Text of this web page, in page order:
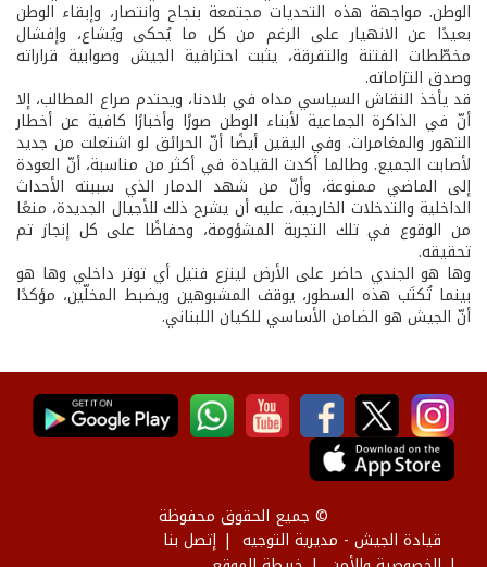
الوطن. مواجهة هذه التحديات مجتمعة بنجاح وانتصار، وإبقاء الوطن
بعيدًا عن الانهيار على الرغم من كل ما يُحكى ويُشاع، وإفشال
مخطّطات الفتنة والتفرقة، يثبت احترافية الجيش وصوابية قراراته
وصدق التزاماته.
قد يأخذ النقاش السياسي مداه في بلادنا، ويحتدم صراع المطالب، إلا
أنّ في الذاكرة الجماعية لأبناء الوطن صورًا وأخبارًا كافية عن أخطار
التهور والمغامرات. وفي اليقين أيضًا أنّ الحرائق لو اشتعلت من جديد
لأصابت الجميع. وطالما أكدت القيادة في أكثر من مناسبة، أنّ العودة
إلى الماضي ممنوعة، وأنّ من شهد الدمار الذي سببته الأحداث
الداخلية والتدخلات الخارجية، عليه أن يشرح ذلك للأجيال الجديدة، منعًا
من الوقوع في تلك التجربة المشؤومة، وحفاظًا على كل إنجاز تم
تحقيقه.
وها هو الجندي حاضر على الأرض لينزع فتيل أي توتر داخلي وها هو
بينما تُكتَب هذه السطور، يوقف المشبوهين ويضبط المخلّين، مؤكدًا
أنّ الجيش هو الضامن الأساسي للكيان اللبناني.
© جميع الحقوق محفوظة
قيادة الجيش - مديرية التوجيه
إتصل بنا